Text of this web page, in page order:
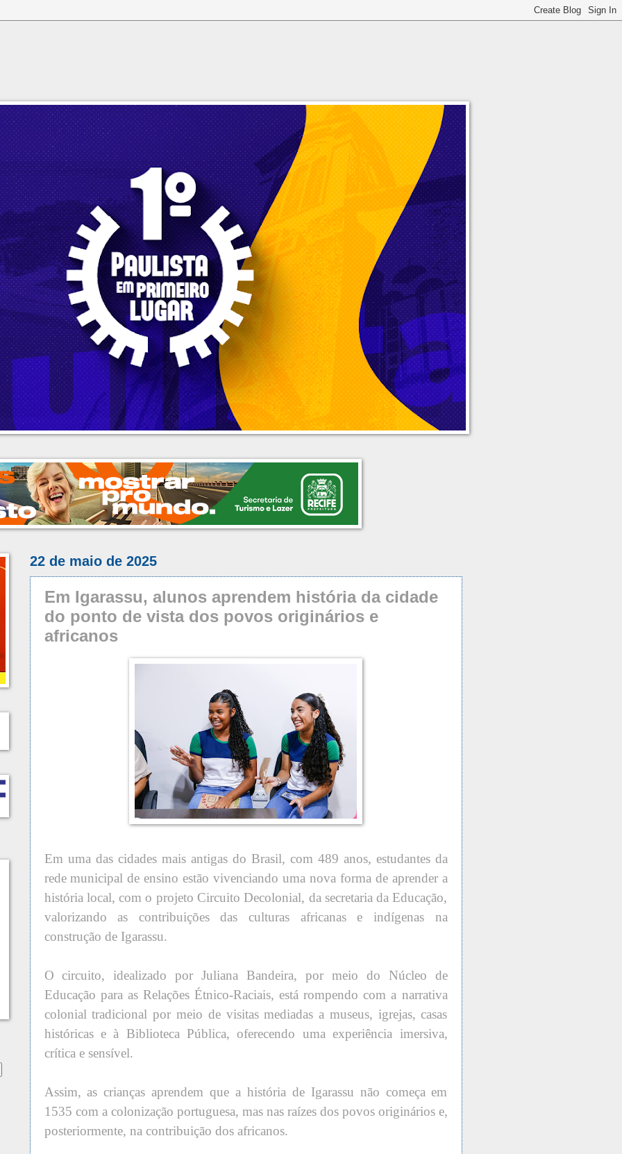
22 de maio de 2025
Em Igarassu, alunos aprendem história da cidade
do ponto de vista dos povos originários e
africanos
Em uma das cidades mais antigas do Brasil, com 489 anos, estudantes da
rede municipal de ensino estão vivenciando uma nova forma de aprender a
história local, com o projeto Circuito Decolonial, da secretaria da Educação,
valorizando as contribuições das culturas africanas e indígenas na
construção de Igarassu.
O circuito, idealizado por Juliana Bandeira, por meio do Núcleo de
Educação para as Relações Étnico-Raciais, está rompendo com a narrativa
colonial tradicional por meio de visitas mediadas a museus, igrejas, casas
históricas e à Biblioteca Pública, oferecendo uma experiência imersiva,
crítica e sensível.
Assim, as crianças aprendem que a história de Igarassu não começa em
1535 com a colonização portuguesa, mas nas raízes dos povos originários e,
posteriormente, na contribuição dos africanos.